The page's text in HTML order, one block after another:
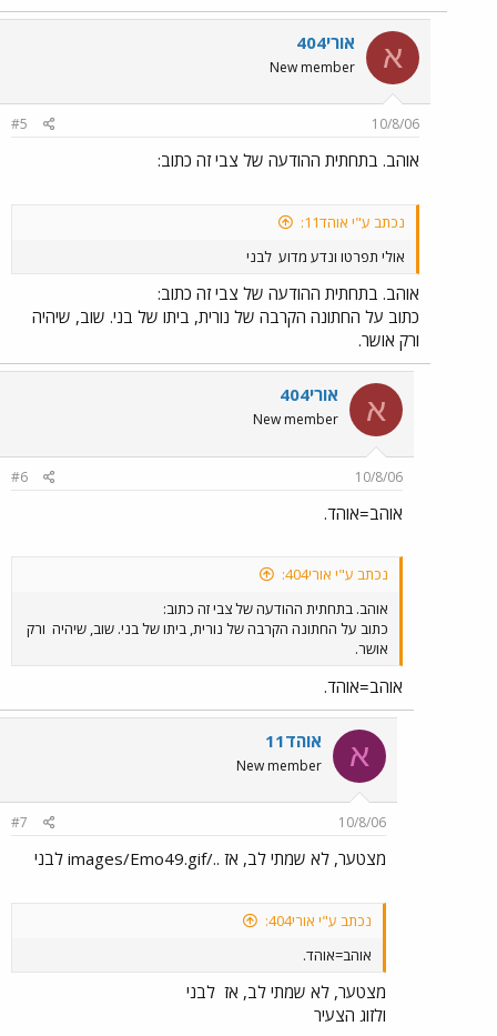
א אורי404
New member
10/8/06
#5
אוהב. בתחתית ההודעה של צבי זה כתוב:
נכתב ע"י אוהד11:
אולי תפרטו ונדע מדוע לבני
אוהב. בתחתית ההודעה של צבי זה כתוב:
כתוב על החתונה הקרבה של נורית, ביתו של בני. שוב, שיהיה
ורק אושר.
א אורי404
New member
10/8/06
#6
אוהב=אוהד.
נכתב ע"י אורי404:
אוהב. בתחתית ההודעה של צבי זה כתוב:
כתוב על החתונה הקרבה של נורית, ביתו של בני. שוב, שיהיה ורק
אושר.
אוהב=אוהד.
א אוהד11
New member
10/8/06
#7
מצטער, לא שמתי לב, אז ../images/Emo49.gif לבני
נכתב ע"י אורי404:
אוהב=אוהד.
מצטער, לא שמתי לב, אז לבני
ולזוג הצעיר